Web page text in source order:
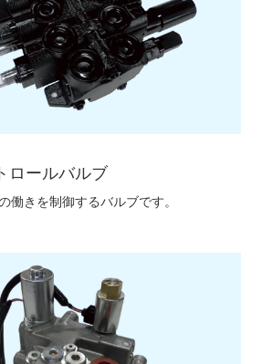
ロールバルブ
働きを制御するバルブです。